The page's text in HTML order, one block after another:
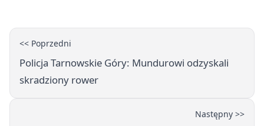
<< Poprzedni
Policja Tarnowskie Góry: Mundurowi odzyskali
skradziony rower
Następny >>